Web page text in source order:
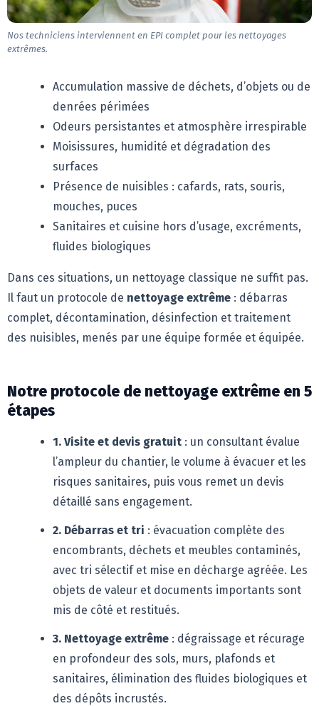
Nos techniciens interviennent en EPI complet pour les nettoyages
extrêmes.
Accumulation massive de déchets, d’objets ou de
denrées périmées
Odeurs persistantes et atmosphère irrespirable
Moisissures, humidité et dégradation des
surfaces
Présence de nuisibles : cafards, rats, souris,
mouches, puces
Sanitaires et cuisine hors d’usage, excréments,
fluides biologiques
Dans ces situations, un nettoyage classique ne suffit pas.
Il faut un protocole de nettoyage extrême : débarras
complet, décontamination, désinfection et traitement
des nuisibles, menés par une équipe formée et équipée.
Notre protocole de nettoyage extrême en 5
étapes
1. Visite et devis gratuit : un consultant évalue
l’ampleur du chantier, le volume à évacuer et les
risques sanitaires, puis vous remet un devis
détaillé sans engagement.
2. Débarras et tri : évacuation complète des
encombrants, déchets et meubles contaminés,
avec tri sélectif et mise en décharge agréée. Les
objets de valeur et documents importants sont
mis de côté et restitués.
3. Nettoyage extrême : dégraissage et récurage
en profondeur des sols, murs, plafonds et
sanitaires, élimination des fluides biologiques et
des dépôts incrustés.